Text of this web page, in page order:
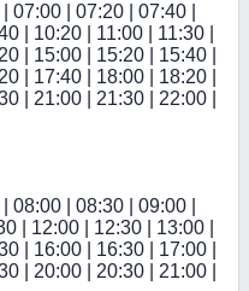
07:00 | 07:20 | 07:40 |
| 10:20 | 11:00 | 11:30 |
| 15:00 | 15:20 | 15:40 |
| 17:40 | 18:00 | 18:20 |
| 21:00 | 21:30 | 22:00 |
08:00 | 08:30 | 09:00 |
| 12:00 | 12:30 | 13:00 |
| 16:00 | 16:30 | 17:00 |
| 20:00 | 20:30 | 21:00 |